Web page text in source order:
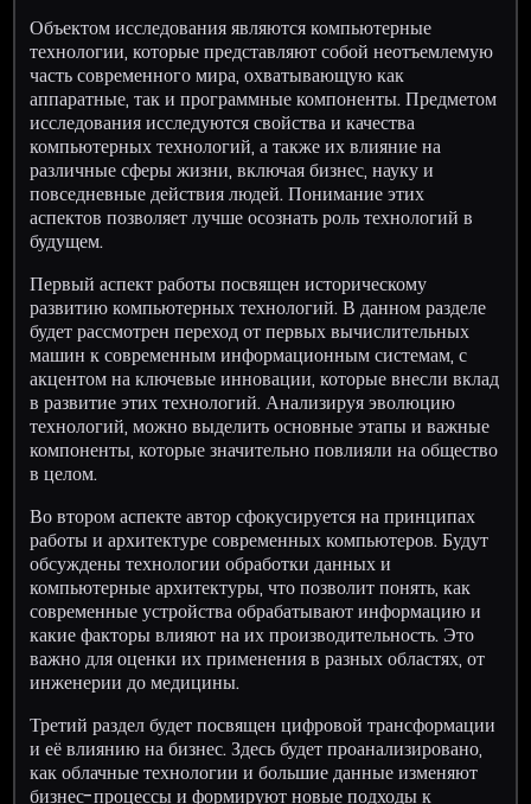
Объектом исследования являются компьютерные
технологии, которые представляют собой неотъемлемую
часть современного мира, охватывающую как
аппаратные, так и программные компоненты. Предметом
исследования исследуются свойства и качества
компьютерных технологий, а также их влияние на
различные сферы жизни, включая бизнес, науку и
повседневные действия людей. Понимание этих
аспектов позволяет лучше осознать роль технологий в
будущем.
Первый аспект работы посвящен историческому
развитию компьютерных технологий. В данном разделе
будет рассмотрен переход от первых вычислительных
машин к современным информационным системам, с
акцентом на ключевые инновации, которые внесли вклад
в развитие этих технологий. Анализируя эволюцию
технологий, можно выделить основные этапы и важные
компоненты, которые значительно повлияли на общество
в целом.
Во втором аспекте автор сфокусируется на принципах
работы и архитектуре современных компьютеров. Будут
обсуждены технологии обработки данных и
компьютерные архитектуры, что позволит понять, как
современные устройства обрабатывают информацию и
какие факторы влияют на их производительность. Это
важно для оценки их применения в разных областях, от
инженерии до медицины.
Третий раздел будет посвящен цифровой трансформации
и её влиянию на бизнес. Здесь будет проанализировано,
как облачные технологии и большие данные изменяют
бизнес-процессы и формируют новые подходы к